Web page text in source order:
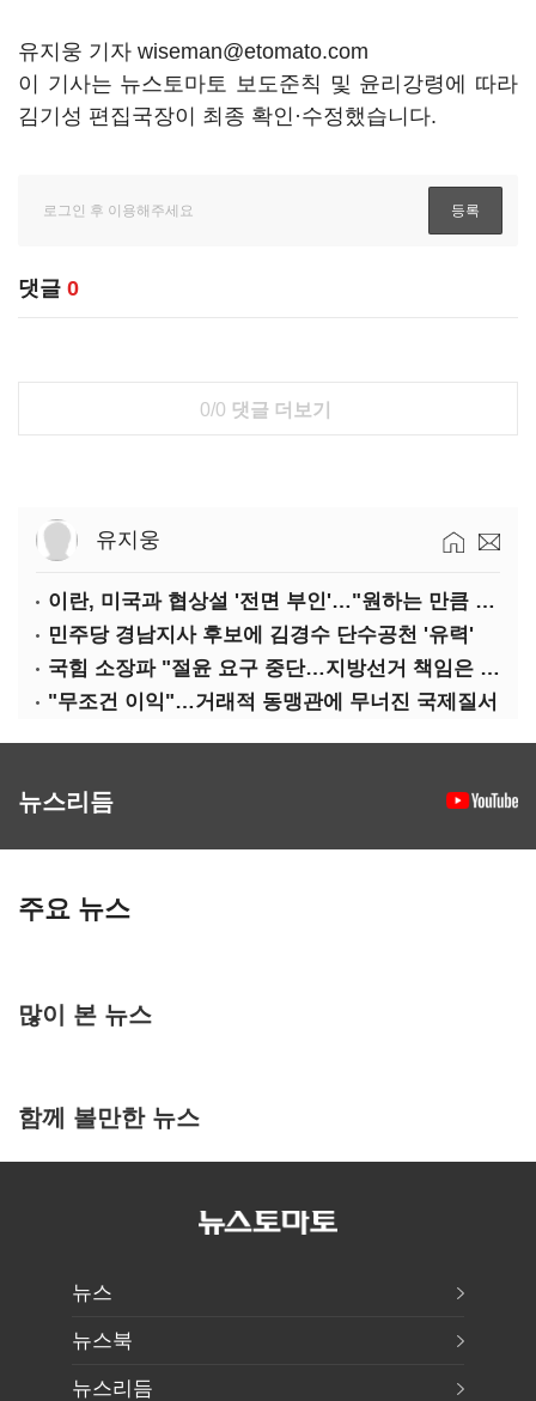
유지웅 기자 wiseman@etomato.com
이 기사는 뉴스토마토 보도준칙 및 윤리강령에 따라
김기성 편집국장이 최종 확인·수정했습니다.
댓글 0
0/0 댓글 더보기
유지웅
이란, 미국과 협상설 '전면 부인'…"원하는 만큼 전쟁 가능"
민주당 경남지사 후보에 김경수 단수공천 '유력'
국힘 소장파 "절윤 요구 중단…지방선거 책임은 장동혁 몫"
"무조건 이익"…거래적 동맹관에 무너진 국제질서
뉴스리듬
주요 뉴스
많이 본 뉴스
함께 볼만한 뉴스
뉴스
뉴스북
뉴스리듬